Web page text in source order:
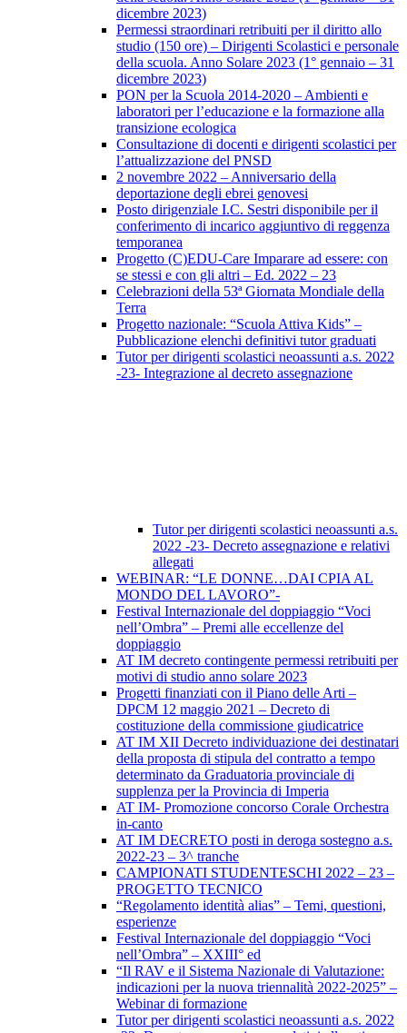
dicembre 2023)
Permessi straordinari retribuiti per il diritto allo
studio (150 ore) – Dirigenti Scolastici e personale
della scuola. Anno Solare 2023 (1° gennaio – 31
dicembre 2023)
PON per la Scuola 2014-2020 – Ambienti e
laboratori per l’educazione e la formazione alla
transizione ecologica
Consultazione di docenti e dirigenti scolastici per
l’attualizzazione del PNSD
2 novembre 2022 – Anniversario della
deportazione degli ebrei genovesi
Posto dirigenziale I.C. Sestri disponibile per il
conferimento di incarico aggiuntivo di reggenza
temporanea
Progetto (C)EDU-Care Imparare ad essere: con
se stessi e con gli altri – Ed. 2022 – 23
Celebrazioni della 53ª Giornata Mondiale della
Terra
Progetto nazionale: “Scuola Attiva Kids” –
Pubblicazione elenchi definitivi tutor graduati
Tutor per dirigenti scolastici neoassunti a.s. 2022
-23- Integrazione al decreto assegnazione
Tutor per dirigenti scolastici neoassunti a.s.
2022 -23- Decreto assegnazione e relativi
allegati
WEBINAR: “LE DONNE…DAI CPIA AL
MONDO DEL LAVORO”-
Festival Internazionale del doppiaggio “Voci
nell’Ombra” – Premi alle eccellenze del
doppiaggio
AT IM decreto contingente permessi retribuiti per
motivi di studio anno solare 2023
Progetti finanziati con il Piano delle Arti –
DPCM 12 maggio 2021 – Decreto di
costituzione della commissione giudicatrice
AT IM XII Decreto individuazione dei destinatari
della proposta di stipula del contratto a tempo
determinato da Graduatoria provinciale di
supplenza per la Provincia di Imperia
AT IM- Promozione concorso Corale Orchestra
in-canto
AT IM DECRETO posti in deroga sostegno a.s.
2022-23 – 3^ tranche
CAMPIONATI STUDENTESCHI 2022 – 23 –
PROGETTO TECNICO
“Regolamento identità alias” – Temi, questioni,
esperienze
Festival Internazionale del doppiaggio “Voci
nell’Ombra” – XXIII° ed
“Il RAV e il Sistema Nazionale di Valutazione:
indicazioni per la nuova triennalità 2022-2025” –
Webinar di formazione
Tutor per dirigenti scolastici neoassunti a.s. 2022